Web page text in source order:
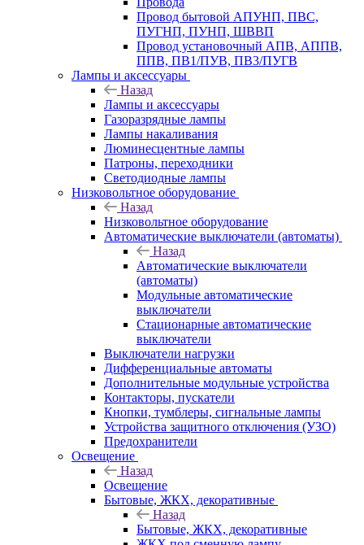
Провод бытовой АПУНП, ПВС,
ПУГНП, ПУНП, ШВВП
Провод установочный АПВ, АППВ,
ППВ, ПВ1/ПУВ, ПВ3/ПУГВ
Лампы и аксессуары
Назад
Лампы и аксессуары
Газоразрядные лампы
Лампы накаливания
Люминесцентные лампы
Патроны, переходники
Светодиодные лампы
Низковольтное оборудование
Назад
Низковольтное оборудование
Автоматические выключатели (автоматы)
Назад
Автоматические выключатели
(автоматы)
Модульные автоматические
выключатели
Стационарные автоматические
выключатели
Выключатели нагрузки
Дифференциальные автоматы
Дополнительные модульные устройства
Контакторы, пускатели
Кнопки, тумблеры, сигнальные лампы
Устройства защитного отключения (УЗО)
Предохранители
Освещение
Назад
Освещение
Бытовые, ЖКХ, декоративные
Назад
Бытовые, ЖКХ, декоративные